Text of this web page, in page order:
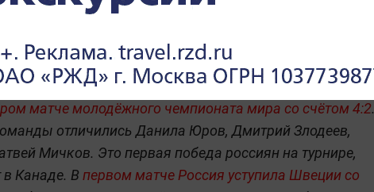
по хоккею
молодёжная сборная России обыграла команду
матче молодёжного чемпионата мира со счётом 4:2.
отличились Данила Юров, Дмитрий Злодеев,
Мичков. Это первая победа россиян на турнире,
Канаде. В первом матче Россия уступила Швеции со